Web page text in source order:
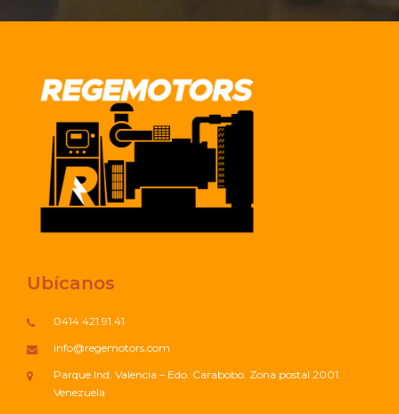
Ubícanos
0414 421.91.41
info@regemotors.com
Parque Ind. Valencia – Edo. Carabobo. Zona postal 2001.
Venezuela